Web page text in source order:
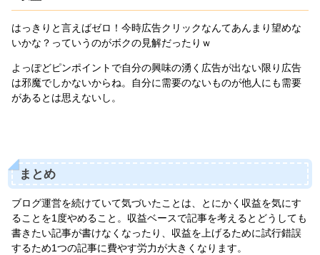
はっきりと言えばゼロ！今時広告クリックなんてあんまり望めな
いかな？っていうのがボクの見解だったりｗ
よっぽどピンポイントで自分の興味の湧く広告が出ない限り広告
は邪魔でしかないからね。自分に需要のないものが他人にも需要
があるとは思えないし。
まとめ
ブログ運営を続けていて気づいたことは、とにかく収益を気にす
ることを1度やめること。収益ベースで記事を考えるとどうしても
書きたい記事が書けなくなったり、収益を上げるために試行錯誤
するため1つの記事に費やす労力が大きくなります。